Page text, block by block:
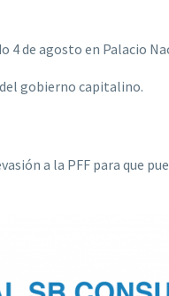
4 de agosto en Palacio
gobierno capitalino.
a la PFF para que